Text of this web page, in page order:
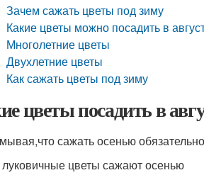
Зачем сажать цветы под зиму
Какие цветы можно посадить в
Многолетние цветы
Двухлетние цветы
Как сажать цветы под зиму
цветы посадить в
сажать осенью
луковичные цветы сажают осенью